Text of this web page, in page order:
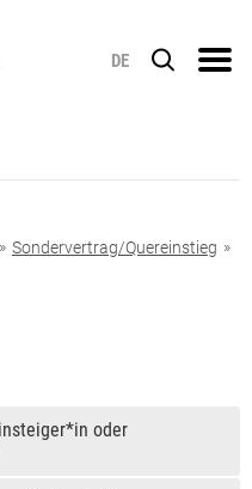
DE
Sondervertrag/Quereinstieg
oder